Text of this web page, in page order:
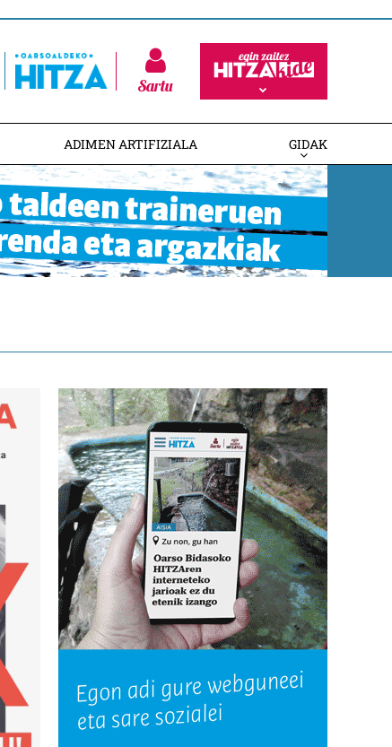
Sartu
ADIMEN ARTIFIZIALA GIDAK